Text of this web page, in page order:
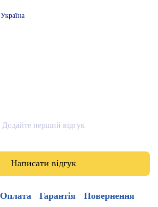
Україна
Додайте перший відгук
Написати відгук
Оплата Гарантія Повернення